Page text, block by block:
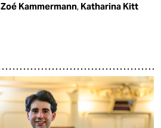
Zoé Kammermann, Katharina Kitt